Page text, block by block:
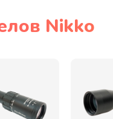
Nikko